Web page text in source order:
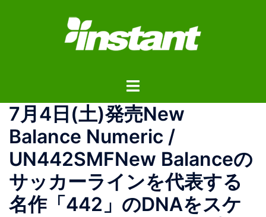
ス
ト
ル
ニ
ュ
ー
7月4日(土)発売New
Balance Numeric /
UN442SMFNew Balanceの
サッカーラインを代表する
名作「442」のDNAをスケ